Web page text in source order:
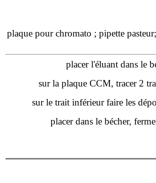
plaque pour chromato ; pipette
placer l'éluant dans le
sur la plaque CCM, tracer 2
sur le trait inférieur faire les
placer dans le bécher,